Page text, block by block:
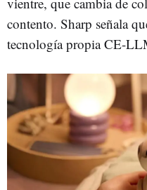
contento. Sharp señala
tecnología propia CE-